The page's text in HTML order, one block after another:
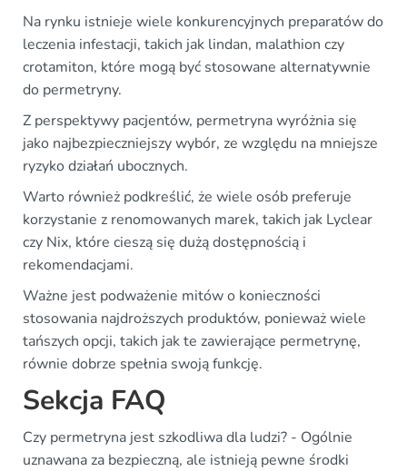
Na rynku istnieje wiele konkurencyjnych preparatów do
leczenia infestacji, takich jak lindan, malathion czy
crotamiton, które mogą być stosowane alternatywnie
do permetryny.
Z perspektywy pacjentów, permetryna wyróżnia się
jako najbezpieczniejszy wybór, ze względu na mniejsze
ryzyko działań ubocznych.
Warto również podkreślić, że wiele osób preferuje
korzystanie z renomowanych marek, takich jak Lyclear
czy Nix, które cieszą się dużą dostępnością i
rekomendacjami.
Ważne jest podważenie mitów o konieczności
stosowania najdroższych produktów, ponieważ wiele
tańszych opcji, takich jak te zawierające permetrynę,
równie dobrze spełnia swoją funkcję.
Sekcja FAQ
Czy permetryna jest szkodliwa dla ludzi? - Ogólnie
uznawana za bezpieczną, ale istnieją pewne środki